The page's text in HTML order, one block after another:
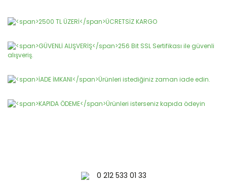
Ürün fiyatı diğer sitelerden daha pahalı.
Gönder
0 212 533 01 33